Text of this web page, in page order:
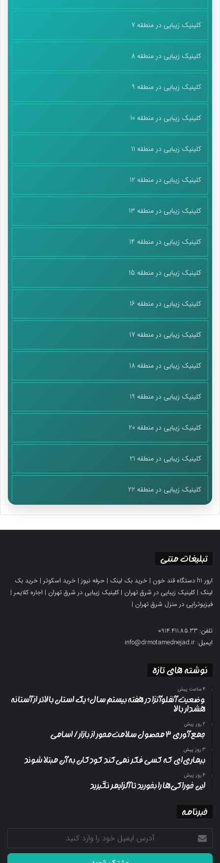
کلینیک زیبایی در منطقه 7
کلینیک زیبایی در منطقه 8
کلینیک زیبایی در منطقه 9
کلینیک زیبایی در منطقه 10
کلینیک زیبایی در منطقه 11
کلینیک زیبایی در منطقه 12
کلینیک زیبایی در منطقه 13
کلینیک زیبایی در منطقه 14
کلینیک زیبایی در منطقه 15
کلینیک زیبایی در منطقه 16
کلینیک زیبایی در منطقه 17
کلینیک زیبایی در منطقه 18
کلینیک زیبایی در منطقه 19
کلینیک زیبایی در منطقه 20
کلینیک زیبایی در منطقه 21
کلینیک زیبایی در منطقه 22
تبلیغات متنی
ارور h1 دستگاه قند خون | خرید بک لینک | حرفه نیوز | خرید اسکوتر | خرید بک
لینک |کلینیک زیبایی در شرق تهران |کلینیک زیبایی در شرق تهران | اجاره کلایمر |
فیزیوتراپی در منزل شرق تهران |
تلفن: 0914.411.85.33
ایمیل: info@drmotamednejad.ir
نوشته های تازه
4 ساعت پیش
وضعیت آنفلوآنزا در هفته بیستم سال؛ یک استان بالاتر از آستانه
هشدار بالا
2 روز پیش
جمع آوری ۳ محصول سلامت‌محور از بازار/ اسامی
3 روز پیش
بیماری‌ای که کسی فکر نمی‌کند کودکان به آن مبتلا شوند
4 روز پیش
این خوراکی‌ها را بخورید تا آلزایمر نگیرید
خبرنامه
آدرس
ایمیل
خود